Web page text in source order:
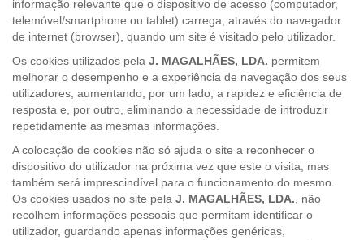
informação relevante que o dispositivo de acesso (computador,
telemóvel/smartphone ou tablet) carrega, através do navegador
de internet (browser), quando um site é visitado pelo utilizador.
Os cookies utilizados pela J. MAGALHÃES, LDA. permitem
melhorar o desempenho e a experiência de navegação dos seus
utilizadores, aumentando, por um lado, a rapidez e eficiência de
resposta e, por outro, eliminando a necessidade de introduzir
repetidamente as mesmas informações.
A colocação de cookies não só ajuda o site a reconhecer o
dispositivo do utilizador na próxima vez que este o visita, mas
também será imprescindível para o funcionamento do mesmo.
Os cookies usados no site pela J. MAGALHÃES, LDA., não
recolhem informações pessoais que permitam identificar o
utilizador, guardando apenas informações genéricas,